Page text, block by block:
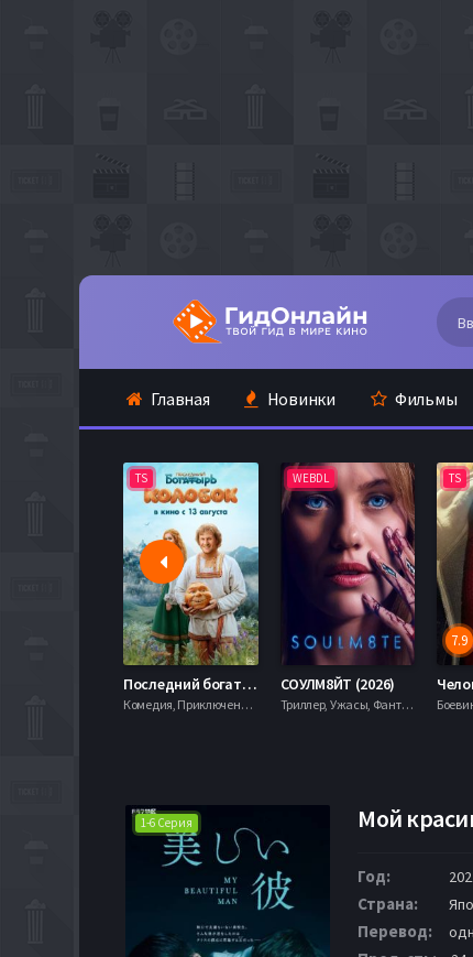
Главная Новинки Фильмы
TS
Последний богатырь. Колобок (2026)
Комедия, Приключения, Фэнтези,
WEBDL
СОУЛМ8ЙТ (2026)
Триллер, Ужасы, Фантастика,
TS
7.9
1-6 Серия Мой
Год:
Страна:
Перевод: